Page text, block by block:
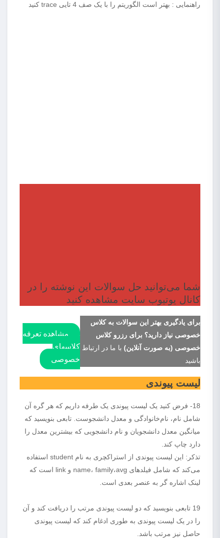
راهنمایی : بهتر است الگوریتم را با یک صف 4 تایی trace کنید
شما می‌توانید حل سوالات این نوشته را در
کانال یوتیوب سایت مشاهده کنید
برای یادگیری بهتر این سوالات به کلاس
خصوصی نیاز دارید؟ برای رزرو کلاس
خصوصی (به صورت آنلاین) با ما در ارتباط
باشید
مشاهده تعرفه
کلاسهای
خصوصی
لیست پیوندی
18- فرض کنید یک لیست پیوندی یک طرفه داریم که هر گره آن
شامل نام، نام‌خانوادگی و معدل دانشجوست. تابعی بنویسید که
میانگین معدل دانشجویان و نام دانشجویی که بیشترین معدل را
دارد چاپ کند.
تذکر: این لیست پیوندی از استراکچری به نام student استفاده
می‌کند که شامل فیلدهای name، family،avg و link است که
لینک اشاره گر به عنصر بعدی است.
19 تابعی بنویسید که دو لیست پیوندی مرتب را دریافت کند و آن
را در یک لیست پیوندی به طوری ادغام کند که لیست پیوندی
حاصل نیز مرتب باشد.